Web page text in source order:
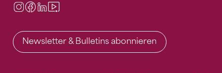
Instagram
Facebook
LinkedIn
Newsletter & Bulletins abonnieren